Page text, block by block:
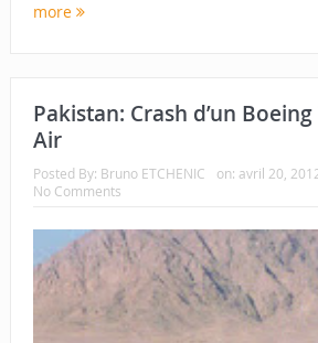
more
Pakistan: Crash d’un
Air
Posted By: Bruno ETCHENIC on: avril 20,
No Comments